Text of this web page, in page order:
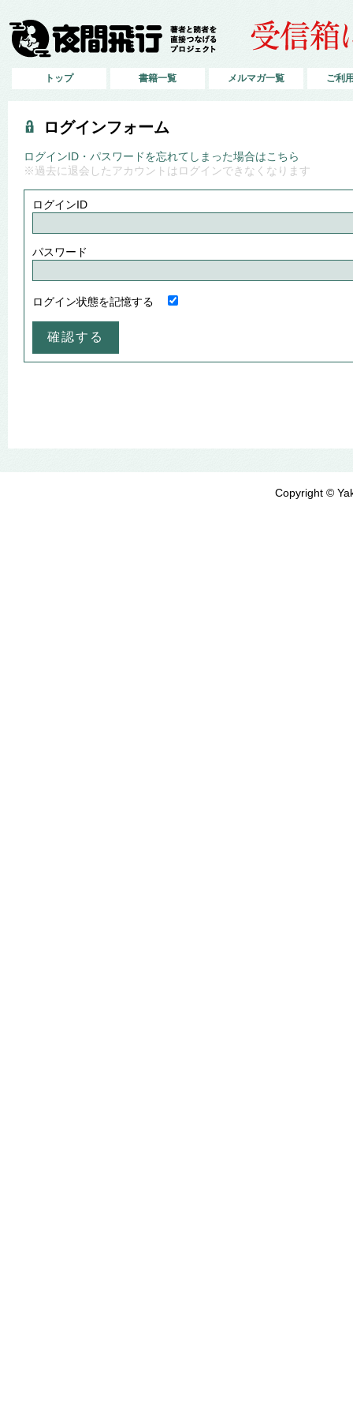
トップ 書籍一覧 メルマガ一覧 ご利
ログインフォーム
ログインID・パスワードを忘れてしまった場合はこちら
※過去に退会したアカウントはログインできなくなります
ログインID
パスワード
ログイン状態を記憶する
Copyright ©